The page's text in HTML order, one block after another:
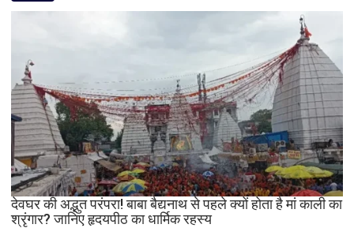
के
बन
रहे
योग
शिवलिंग
से
पहले
जान
लें
ये
4
अहम
नियम,
देवघर की अद्भुत परंपरा! बाबा बैद्यनाथ से पहले क्यों होता है मां काली का
श्रृंगार? जानिए हृदयपीठ का धार्मिक रहस्य